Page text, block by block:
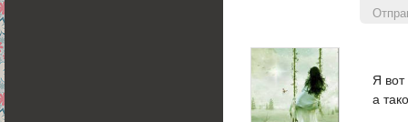
Я вот
а